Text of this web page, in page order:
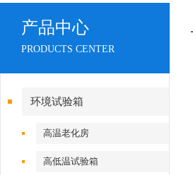
产品中心
PRODUCTS CENTER
环境试验箱
高温老化房
高低温试验箱